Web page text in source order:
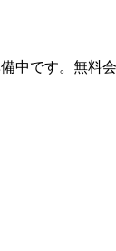
中です。無料